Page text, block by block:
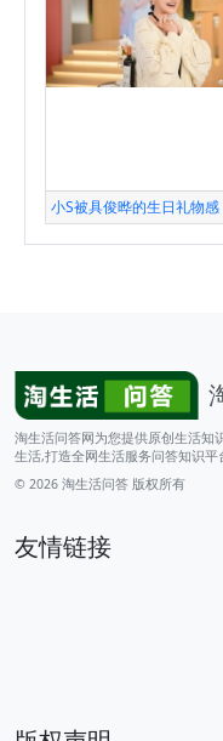
小S被具俊晔的生日礼物感
淘生活问答网为您提供原创生活知
生活,打造全网生活服务问答知识平
© 2026 淘生活问答 版权所有
友情链接